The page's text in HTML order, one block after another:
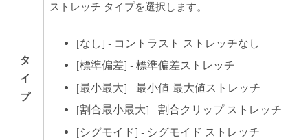
タ
イ
プ
ストレッチ タイプを選択します。
[なし] - コントラスト ストレッチなし
[標準偏差] - 標準偏差ストレッチ
[最小最大] - 最小値-最大値ストレッチ
[割合最小最大] - 割合クリップ ストレッチ
[シグモイド] - シグモイド ストレッチ